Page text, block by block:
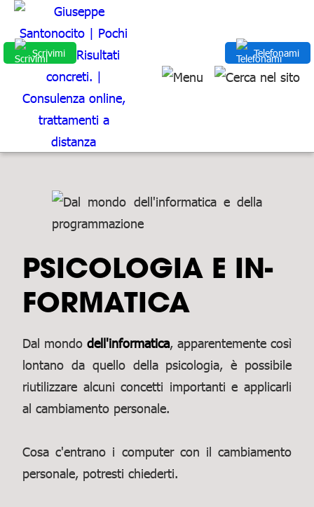
Scrivimi Telefonami
PSICOLOGIA E IN­
FOR­MA­TI­CA
Dal mondo dell'informatica, apparentemente così
lontano da quello della psicologia, è possibile
riutilizzare alcuni concetti importanti e applicarli
al cambiamento personale.
Cosa c'entrano i computer con il cambiamento
personale, potresti chiederti.